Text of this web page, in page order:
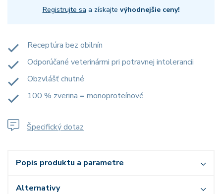
Registrujte sa a získajte výhodnejšie ceny!
Receptúra bez obilnín
Odporúčané veterinármi pri potravnej intolerancii
Obzvlášť chutné
100 % zverina = monoproteínové
Špecifický dotaz
Popis produktu a parametre
Alternativy